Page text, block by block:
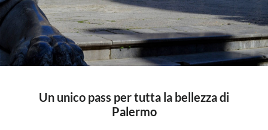
Un unico pass per tutta la bellezza di
Palermo